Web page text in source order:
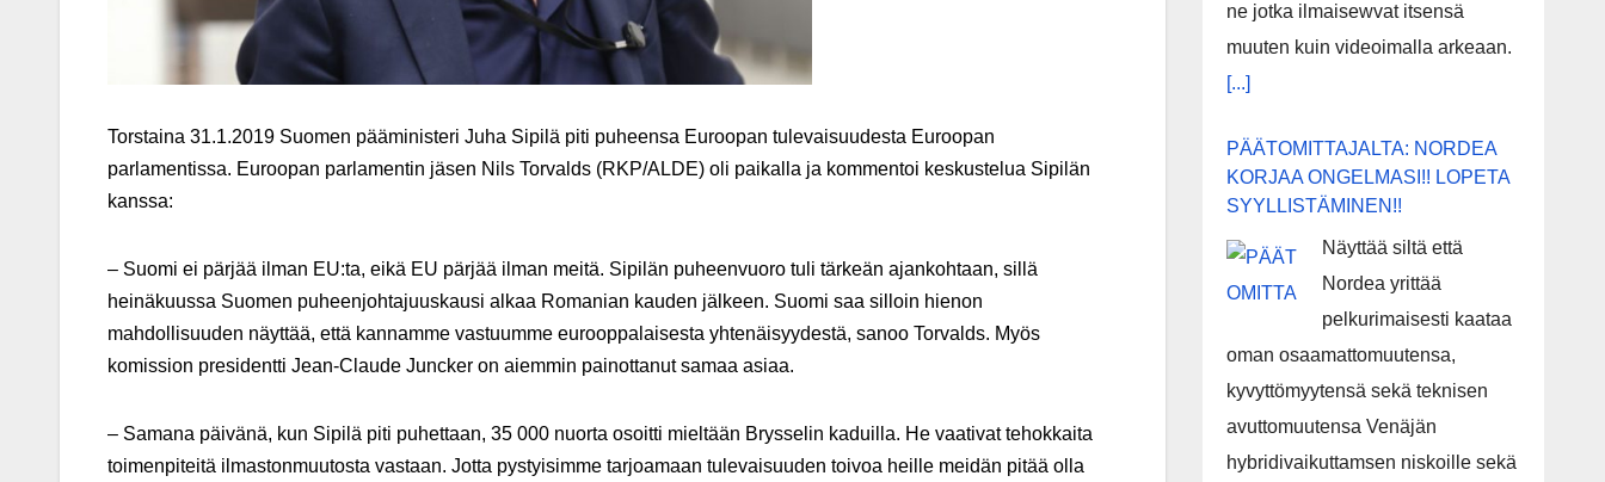
Torstaina 31.1.2019 Suomen pääministeri Juha Sipilä piti puheensa Euroopan tulevaisuudesta Euroopan
parlamentissa. Euroopan parlamentin jäsen Nils Torvalds (RKP/ALDE) oli paikalla ja kommentoi keskustelua Sipilän
kanssa:
– Suomi ei pärjää ilman EU:ta, eikä EU pärjää ilman meitä. Sipilän puheenvuoro tuli tärkeän ajankohtaan, sillä
heinäkuussa Suomen puheenjohtajuuskausi alkaa Romanian kauden jälkeen. Suomi saa silloin hienon
mahdollisuuden näyttää, että kannamme vastuumme eurooppalaisesta yhtenäisyydestä, sanoo Torvalds. Myös
komission presidentti Jean-Claude Juncker on aiemmin painottanut samaa asiaa.
– Samana päivänä, kun Sipilä piti puhettaan, 35 000 nuorta osoitti mieltään Brysselin kaduilla. He vaativat tehokkaita
toimenpiteitä ilmastonmuutosta vastaan. Jotta pystyisimme tarjoamaan tulevaisuuden toivoa heille meidän pitää olla
ne jotka ilmaisewvat itsensä
muuten kuin videoimalla arkeaan.
[...]
PÄÄTOMITTAJALTA: NORDEA
KORJAA ONGELMASI!! LOPETA
SYYLLISTÄMINEN!!
Näyttää siltä että
Nordea yrittää
pelkurimaisesti kaataa
oman osaamattomuutensa,
kyvyttömyytensä sekä teknisen
avuttomuutensa Venäjän
hybridivaikuttamsen niskoille sekä